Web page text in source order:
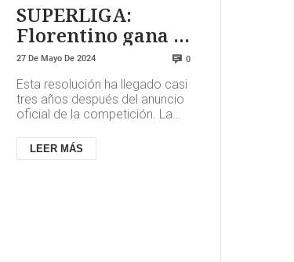
SUPERLIGA:
Florentino gana la
partida a UEFA y
FIFA
27 De Mayo De 2024 0
Esta resolución ha llegado casi
tres años después del anuncio
oficial de la competición. La
en cuenta el dictame...
LEER MÁS